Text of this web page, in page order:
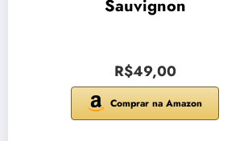
Sauvignon
R$49,00
Comprar na Amazon